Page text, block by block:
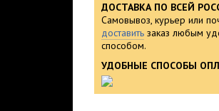
ДОСТАВКА ПО ВСЕЙ
Самовывоз, курьер или
доставить заказ любым
способом.
УДОБНЫЕ СПОСОБЫ